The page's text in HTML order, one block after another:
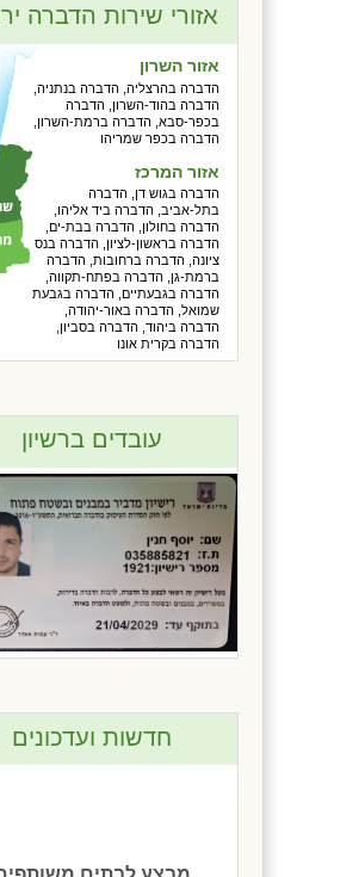
אזורי שירות הדברה
אזור השרון
הדברה בהרצליה, הדברה בנתניה,
הדברה בהוד-השרון, הדברה
בכפר-סבא, הדברה ברמת-השרון,
הדברה בכפר שמריהו
אזור המרכז
הדברה בגוש דן, הדברה
בתל-אביב, הדברה ביד אליהו,
הדברה בחולון, הדברה בבת-ים,
הדברה בראשון-לציון, הדברה בנס
ציונה, הדברה ברחובות, הדברה
ברמת-גן, הדברה בפתח-תקווה,
הדברה בגבעתיים, הדברה בגבעת
שמואל, הדברה באור-יהודה,
הדברה ביהוד, הדברה בסביון,
הדברה בקרית אונו
עובדים ברשיון
חדשות ועדכונים
מבצע לבתים